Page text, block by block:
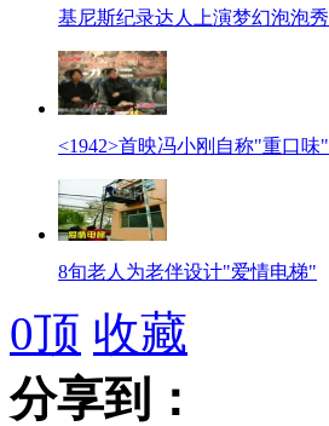
基尼斯纪录达人上演梦幻泡泡秀
<1942>首映冯小刚自称"重口味"
8旬老人为老伴设计"爱情电梯"
高铁火车客车飞机 性价比大PK
0顶 收藏
分享到：